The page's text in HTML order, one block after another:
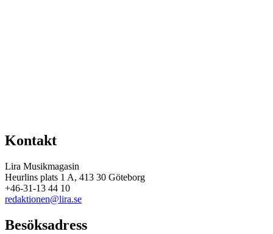
Kontakt
Lira Musikmagasin
Heurlins plats 1 A, 413 30 Göteborg
+46-31-13 44 10
redaktionen@lira.se
Besöksadress